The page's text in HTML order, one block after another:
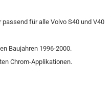
für alle Volvo S40 und V40
Baujahren 1996-2000.
Chrom-Applikationen.